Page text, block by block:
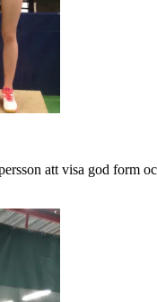
att visa god form